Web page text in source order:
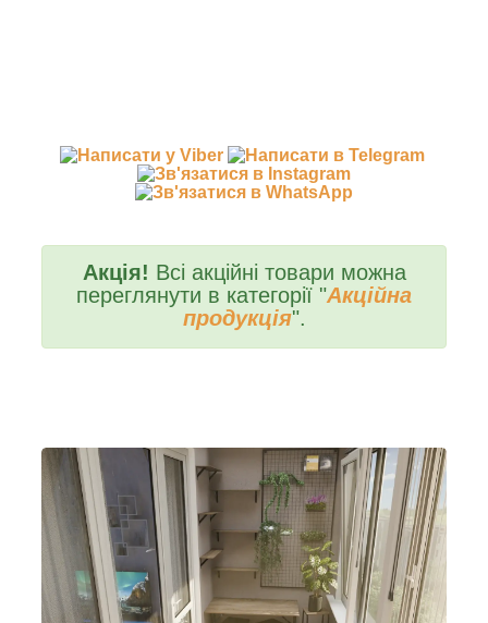
Акція! Всі акційні товари можна
переглянути в категорії "Акційна
продукція".